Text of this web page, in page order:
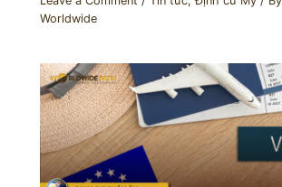
Worldwide